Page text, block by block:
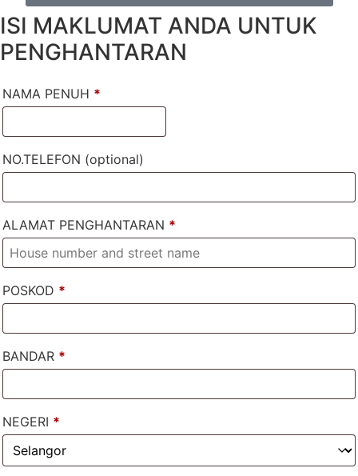
ISI MAKLUMAT ANDA UNTUK
PENGHANTARAN
NAMA PENUH *
NO.TELEFON (optional)
ALAMAT PENGHANTARAN *
POSKOD *
BANDAR *
NEGERI *